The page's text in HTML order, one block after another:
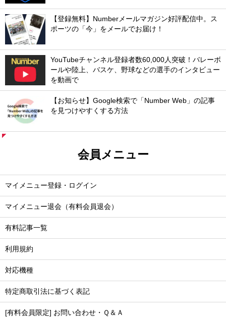
【登録無料】Numberメールマガジン好評配信中。ス
ポーツの「今」をメールでお届け！
YouTubeチャンネル登録者数60,000人突破！バレーボ
ールや陸上、バスケ、野球などの選手のインタビュー
を動画で
【お知らせ】Google検索で「Number Web」の記事
を見つけやすくする方法
会員メニュー
マイメニュー登録・ログイン
マイメニュー退会（有料会員退会）
有料記事一覧
利用規約
対応機種
特定商取引法に基づく表記
[有料会員限定] お問い合わせ・Ｑ＆Ａ